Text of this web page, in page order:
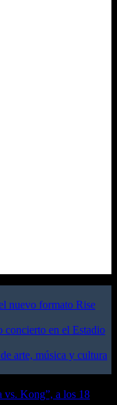
nuevo formato Rise
concierto en el Estadio
arte, música y cultura